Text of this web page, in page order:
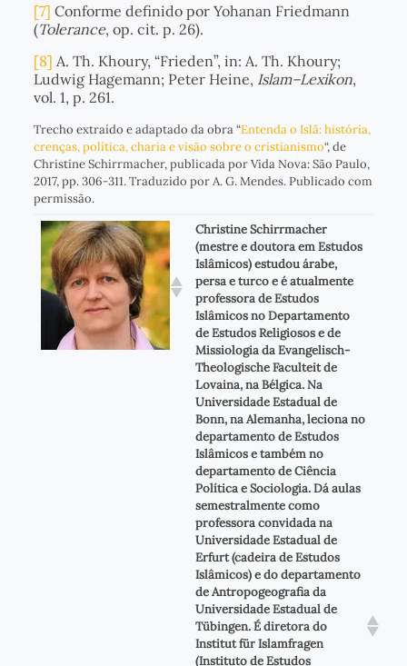
[7] Conforme definido por Yohanan Friedmann
(Tolerance, op. cit. p. 26).
[8] A. Th. Khoury, “Frieden”, in: A. Th. Khoury;
Ludwig Hagemann; Peter Heine, Islam–Lexikon,
vol. 1, p. 261.
Trecho extraído e adaptado da obra “Entenda o Islã: história,
crenças, política, charia e visão sobre o cristianismo“, de
Christine Schirrmacher, publicada por Vida Nova: São Paulo,
2017, pp. 306-311. Traduzido por A. G. Mendes. Publicado com
permissão.
Christine Schirrmacher
(mestre e doutora em Estudos
Islâmicos) estudou árabe,
persa e turco e é atualmente
professora de Estudos
Islâmicos no Departamento
de Estudos Religiosos e de
Missiologia da Evangelisch-
Theologische Faculteit de
Lovaina, na Bélgica. Na
Universidade Estadual de
Bonn, na Alemanha, leciona no
departamento de Estudos
Islâmicos e também no
departamento de Ciência
Política e Sociologia. Dá aulas
semestralmente como
professora convidada na
Universidade Estadual de
Erfurt (cadeira de Estudos
Islâmicos) e do departamento
de Antropogeografia da
Universidade Estadual de
Tübingen. É diretora do
Institut für Islamfragen
(Instituto de Estudos